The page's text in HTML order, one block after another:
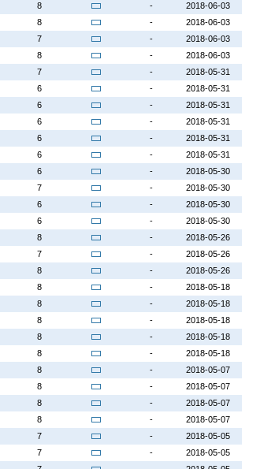
8 -
2018-06-03
8 -
2018-06-03
7 -
2018-06-03
8 -
2018-06-03
7 -
2018-05-31
6 -
2018-05-31
6 -
2018-05-31
6 -
2018-05-31
6 -
2018-05-31
6 -
2018-05-31
6 -
2018-05-30
7 -
2018-05-30
6 -
2018-05-30
6 -
2018-05-30
8 -
2018-05-26
7 -
2018-05-26
8 -
2018-05-26
8 -
2018-05-18
8 -
2018-05-18
8 -
2018-05-18
8 -
2018-05-18
8 -
2018-05-18
8 -
2018-05-07
8 -
2018-05-07
8 -
2018-05-07
8 -
2018-05-07
7 -
2018-05-05
7 -
2018-05-05